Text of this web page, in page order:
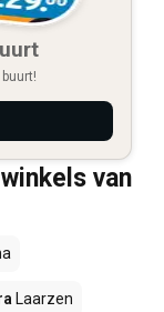
van
Laarzen